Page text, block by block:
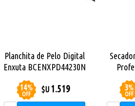
Planchita de Pelo Digital
Enxuta BCENXPD44230N
14%
OFF
$U 1.519 3%
OFF